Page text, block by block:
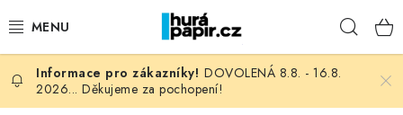
na
NOVINKY
DOVOLENÁ 8.8. - 16.8.
2026... Děkujeme za pochopení!